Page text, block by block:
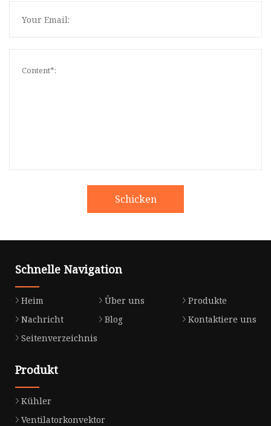
Schicken
Schnelle Navigation
Heim Über uns
Produkte
Nachricht
Blog
Kontaktiere uns
Seitenverzeichnis
Produkt
Kühler
Ventilatorkonvektor